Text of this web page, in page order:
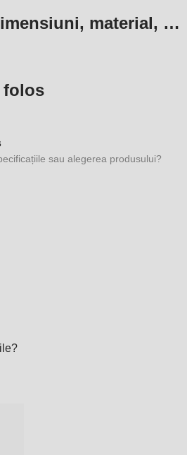
material, …
folos
sau alegerea produsului?